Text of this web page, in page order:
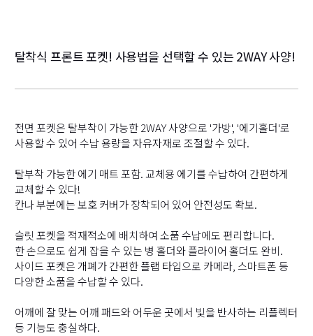
탈착식 프론트 포켓! 사용법을 선택할 수 있는 2WAY 사양!
전면 포켓은 탈부착이 가능한 2WAY 사양으로 '가방', '에기홀더'로
사용할 수 있어 수납 용량을 자유자재로 조절할 수 있다.
탈부착 가능한 에기 매트 포함. 교체용 에기를 수납하여 간편하게
교체할 수 있다!
칸나 부분에는 보호 커버가 장착되어 있어 안전성도 확보.
슬릿 포켓을 적재적소에 배치하여 소품 수납에도 편리합니다.
한 손으로도 쉽게 잡을 수 있는 병 홀더와 플라이어 홀더도 완비.
사이드 포켓은 개폐가 간편한 플랩 타입으로 카메라, 스마트폰 등
다양한 소품을 수납할 수 있다.
어깨에 잘 맞는 어깨 패드와 어두운 곳에서 빛을 반사하는 리플렉터
등 기능도 충실하다.